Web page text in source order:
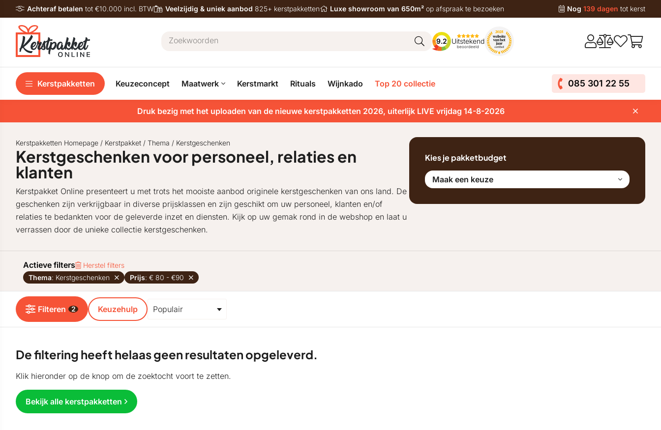
Achteraf betalen tot €10.000 incl. BTW Veelzijdig & uniek aanbod 825+ kerstpakketten Luxe showroom van 650m² op afspraak te bezoeken Nog 139 dagen tot kerst
9.2 Uitstekend
beoordeeld
Kerstpakketten Keuzeconcept Maatwerk Kerstmarkt Rituals Wijnkado Top 20 collectie 085 301 22 55
Druk bezig met het uploaden van de nieuwe kerstpakketten 2026, uiterlijk LIVE vrijdag 14-8-2026
Kerstpakketten Homepage / Kerstpakket / Thema / Kerstgeschenken
Kerstgeschenken voor personeel, relaties en
klanten
Kerstpakket Online presenteert u met trots het mooiste aanbod originele kerstgeschenken van ons land. De
geschenken zijn verkrijgbaar in diverse prijsklassen en zijn geschikt om uw personeel, klanten en/of
relaties te bedankten voor de geleverde inzet en diensten. Kijk op uw gemak rond in de webshop en laat u
verrassen door de unieke collectie kerstgeschenken.
Kies je pakketbudget
Maak een keuze
Actieve filters
Herstel filters
Thema: Kerstgeschenken Prijs: € 80 - €90
Filteren 2 Keuzehulp
De filtering heeft helaas geen resultaten opgeleverd.
Klik hieronder op de knop om de zoektocht voort te zetten.
Bekijk alle kerstpakketten